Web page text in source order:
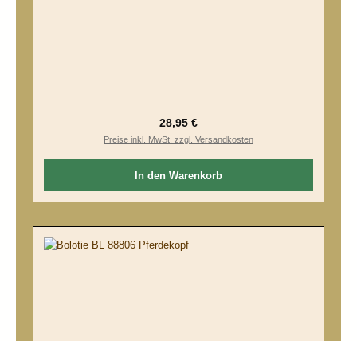
Regulärer Preis:
28,95 €
Preise inkl. MwSt. zzgl. Versandkosten
In den Warenkorb